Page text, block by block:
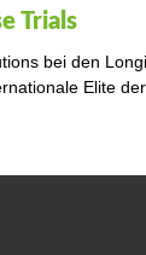
Trials
bei den
Elite der